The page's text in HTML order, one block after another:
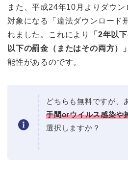
また、平成24年10月よりダウ
対象になる「違法ダウンロード
れました。これにより
「2年以
以下の罰金（またはその両方）」
能性があるのです。
どちらも無料ですが、
手間orウイルス感染や
選択しますか？